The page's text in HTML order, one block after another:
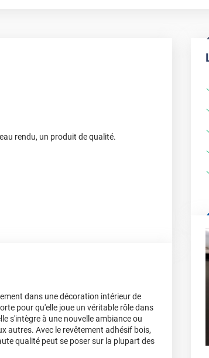
rendu, un produit de qualité.
dans une décoration intérieur de
pour qu'elle joue un véritable rôle dans
s'intègre à une nouvelle ambiance ou
autres. Avec le revêtement adhésif bois,
qualité peut se poser sur la plupart des